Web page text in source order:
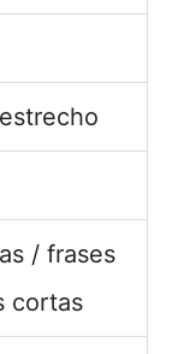
/ frases
cortas